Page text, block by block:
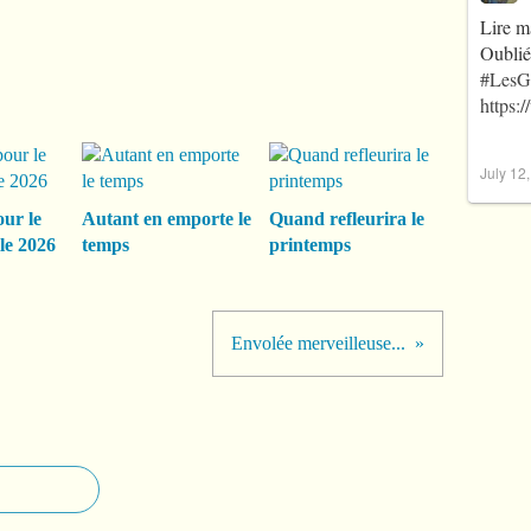
le
2026
Autant en emporte le
temps
Quand refleurira le
printemps
Envolée merveilleuse...
Lire
July